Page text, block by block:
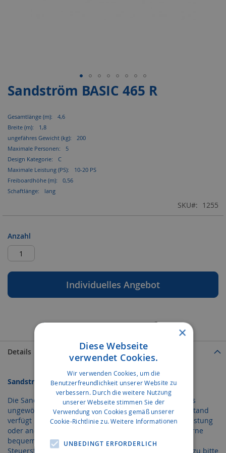
Sandström BASIC 465 R
Mehr
Informationen
4,6
1,8
200
5
C
10-20 PS
0,56
lang
SKU 1255
Anzahl
Individuelles Angebot
ZUR WUNSCHLISTE HINZUFÜGEN
Zum
Anfang
Bildergalerie
springen
Details
Sandström Basic 465 R
Die Sandström Basic 465 R ist dank des breiten Rumpfs
ungewöhnlich kippstabil. Die Basic 465 R ohne Steuerstand
verfügt über ein erhöhtes Platzangebot für Angelausrüstung
oder anderes Zubehör. Möchten Sie lange Strecken gerne
bequemer zurücklegen, empfehlen wir den optionalen
Steuerstand mit Scheibe und Rahmen. Schauen Sie dazu bitte
×
Diese Webseite
verwendet Cookies.
Wir verwenden Cookies, um die
Benutzerfreundlichkeit unserer Website zu
verbessern. Durch die weitere Nutzung
unserer Webseite stimmen Sie der
Verwendung von Cookies gemäß unserer
Cookie-Richtlinie zu.Weitere Informationen
UNBEDINGT ERFORDERLICH